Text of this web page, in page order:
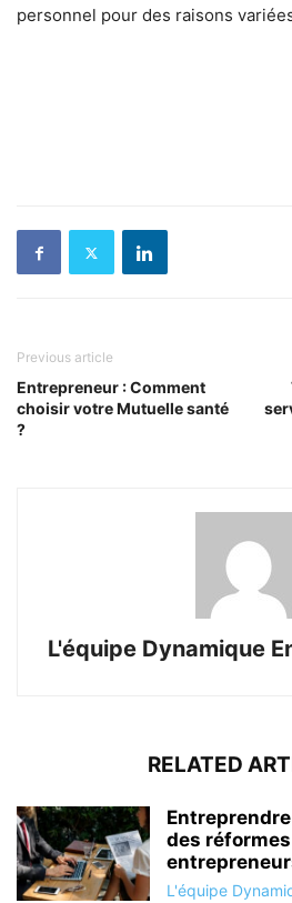
personnel pour des raisons
Previous article
Entrepreneur : Comment
choisir votre Mutuelle santé
?
L'équipe Dynamique
RELATED
des
L'équipe